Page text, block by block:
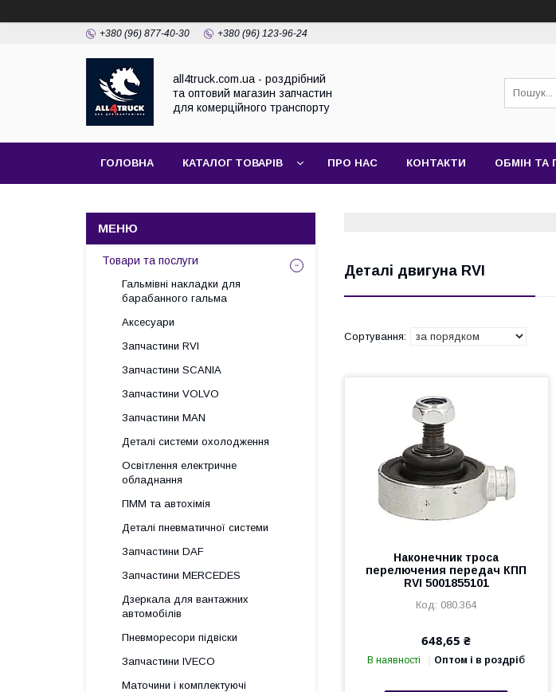
+380 (96) 877-40-30 +380 (96) 123-96-24
all4truck.com.ua - роздрібний
та оптовий магазин запчастин
для комерційного транспорту
ГОЛОВНА КАТАЛОГ ТОВАРІВ ПРО НАС КОНТАКТИ ОБМІН ТА
Деталі двигуна RVI
Наконечник троса
перелючения передач КПП
RVI 5001855101
080.364
648,65 ₴
В наявності Оптом і в роздріб
Товари та послуги
Гальмівні накладки для
барабанного гальма
Аксесуари
Запчастини RVI
Запчастини SCANIA
Запчастини VOLVO
Запчастини MAN
Деталі системи охолодження
Освітлення електричне
обладнання
ПММ та автохімія
Деталі пневматичної системи
Запчастини DAF
Запчастини MERCEDES
Дзеркала для вантажних
автомобілів
Пневморесори підвіски
Запчастини IVECO
Маточини і комплектуючі